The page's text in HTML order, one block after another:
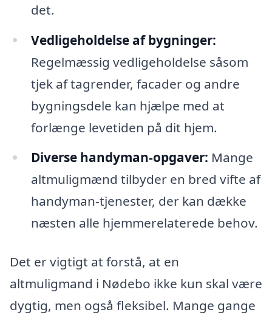
det.
Vedligeholdelse af bygninger:
Regelmæssig vedligeholdelse såsom
tjek af tagrender, facader og andre
bygningsdele kan hjælpe med at
forlænge levetiden på dit hjem.
Diverse handyman-opgaver: Mange
altmuligmænd tilbyder en bred vifte af
handyman-tjenester, der kan dække
næsten alle hjemmerelaterede behov.
Det er vigtigt at forstå, at en
altmuligmand i Nødebo ikke kun skal være
dygtig, men også fleksibel. Mange gange